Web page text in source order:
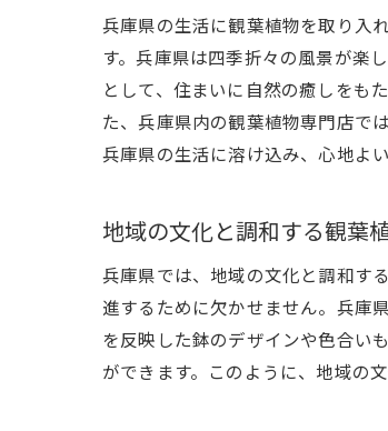
兵庫県の生活に観葉植物を取り入
す。兵庫県は四季折々の風景が楽
として、住まいに自然の癒しをも
た、兵庫県内の観葉植物専門店で
兵庫県の生活に溶け込み、心地よ
地域の文化と調和する観葉
兵庫県では、地域の文化と調和す
進するために欠かせません。兵庫
を反映した鉢のデザインや色合い
ができます。このように、地域の